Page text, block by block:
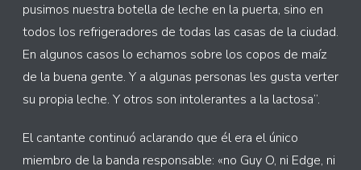
pusimos nuestra botella de leche en la puerta, sino en
todos los refrigeradores de todas las casas de la ciudad.
En algunos casos lo echamos sobre los copos de maíz
de la buena gente. Y a algunas personas les gusta verter
su propia leche. Y otros son intolerantes a la lactosa”.
El cantante continuó aclarando que él era el único
miembro de la banda responsable: «no Guy O, ni Edge, ni